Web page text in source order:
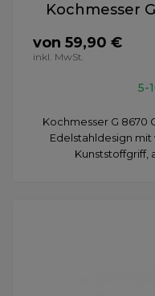
Kochmesser
von 59,90 €
inkl. MwSt.
5-
Kochmesser G 8670
Edelstahldesign
Kunststoffgriff,